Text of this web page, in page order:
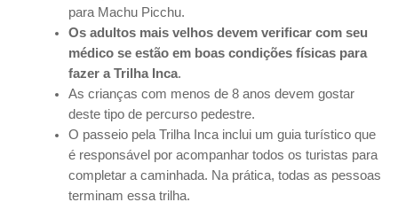
para Machu Picchu.
Os adultos mais velhos devem verificar com seu
médico se estão em boas condições físicas para
fazer a Trilha Inca.
As crianças com menos de 8 anos devem gostar
deste tipo de percurso pedestre.
O passeio pela Trilha Inca inclui um guia turístico que
é responsável por acompanhar todos os turistas para
completar a caminhada. Na prática, todas as pessoas
terminam essa trilha.